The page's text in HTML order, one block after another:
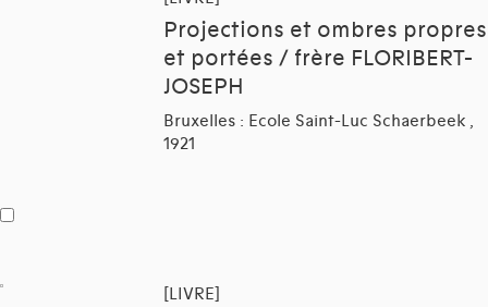
Projections et ombres propres
et portées / frère FLORIBERT-
JOSEPH
Bruxelles : Ecole Saint-Luc Schaerbeek ,
1921
[LIVRE]